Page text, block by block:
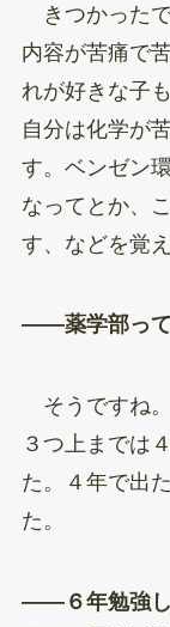
きつかった
内容が苦痛で
れが好きな子
自分は化学が
す。ベンゼン
なってとか、
す、などを覚
——薬学部って
そうですね。
３つ上までは
た。４年で出
た。
——６年勉強し